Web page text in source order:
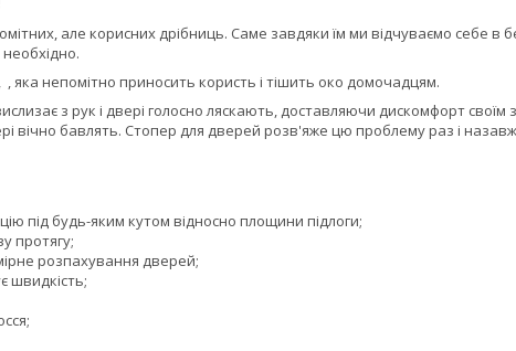
але корисних дрібниць. Саме завдяки їм ми відчуваємо себе в
непомітно приносить користь і тішить око домочадцям.
з рук і двері голосно ляскають, доставляючи дискомфорт
вічно бавлять. Стопер для дверей розв'яже цю проблему раз і
під будь-яким кутом відносно площини підлоги;
протягу;
розпахування дверей;
швидкість;